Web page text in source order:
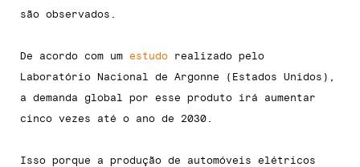
são observados.
De acordo com um estudo realizado pelo
Laboratório Nacional de Argonne (Estados Unidos),
a demanda global por esse produto irá aumentar
cinco vezes até o ano de 2030.
Isso porque a produção de automóveis elétricos